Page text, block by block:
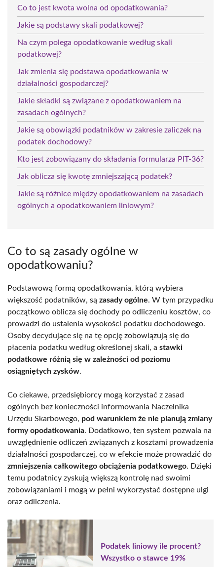
Co to jest kwota wolna od opodatkowania?
Jakie są podstawy skali podatkowej?
Na czym polega opodatkowanie według skali
podatkowej?
Jak zmienia się podstawa opodatkowania w
działalności gospodarczej?
Jakie składki są związane z opodatkowaniem na
zasadach ogólnych?
Jakie są obowiązki podatników w zakresie zaliczek na
podatek dochodowy?
Kto jest zobowiązany do składania formularza PIT-36?
Jak oblicza się kwotę zmniejszającą podatek?
Jakie są różnice między opodatkowaniem na zasadach
ogólnych a opodatkowaniem liniowym?
Co to są zasady ogólne w
opodatkowaniu?
Podstawową formą opodatkowania, którą wybiera
większość podatników, są zasady ogólne. W tym przypadku
początkowo oblicza się dochody po odliczeniu kosztów, co
prowadzi do ustalenia wysokości podatku dochodowego.
Osoby decydujące się na tę opcję zobowiązują się do
płacenia podatku według określonej skali, a stawki
podatkowe różnią się w zależności od poziomu
osiągniętych zysków.
Co ciekawe, przedsiębiorcy mogą korzystać z zasad
ogólnych bez konieczności informowania Naczelnika
Urzędu Skarbowego, pod warunkiem że nie planują zmiany
formy opodatkowania. Dodatkowo, ten system pozwala na
uwzględnienie odliczeń związanych z kosztami prowadzenia
działalności gospodarczej, co w efekcie może prowadzić do
zmniejszenia całkowitego obciążenia podatkowego. Dzięki
temu podatnicy zyskują większą kontrolę nad swoimi
zobowiązaniami i mogą w pełni wykorzystać dostępne ulgi
oraz odliczenia.
Podatek liniowy ile procent?
Wszystko o stawce 19%